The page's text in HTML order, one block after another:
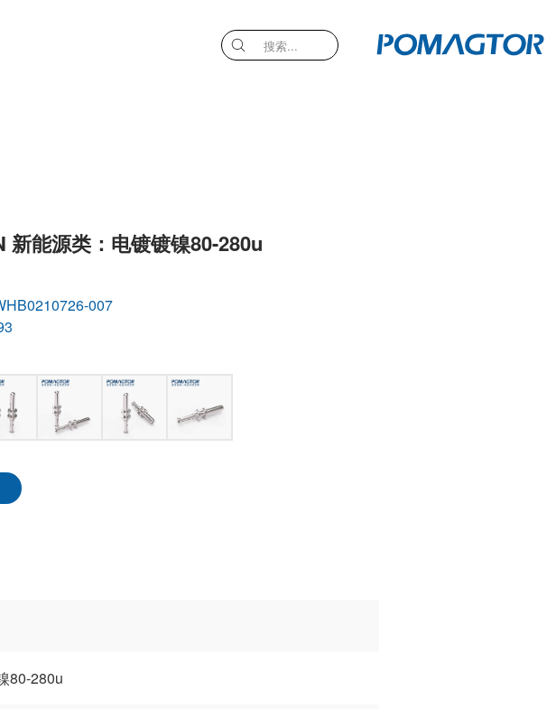
新能源类：电镀镀镍80-280u
007
80-280u